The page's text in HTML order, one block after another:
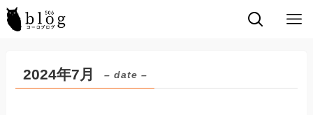
2024年7月 – date –